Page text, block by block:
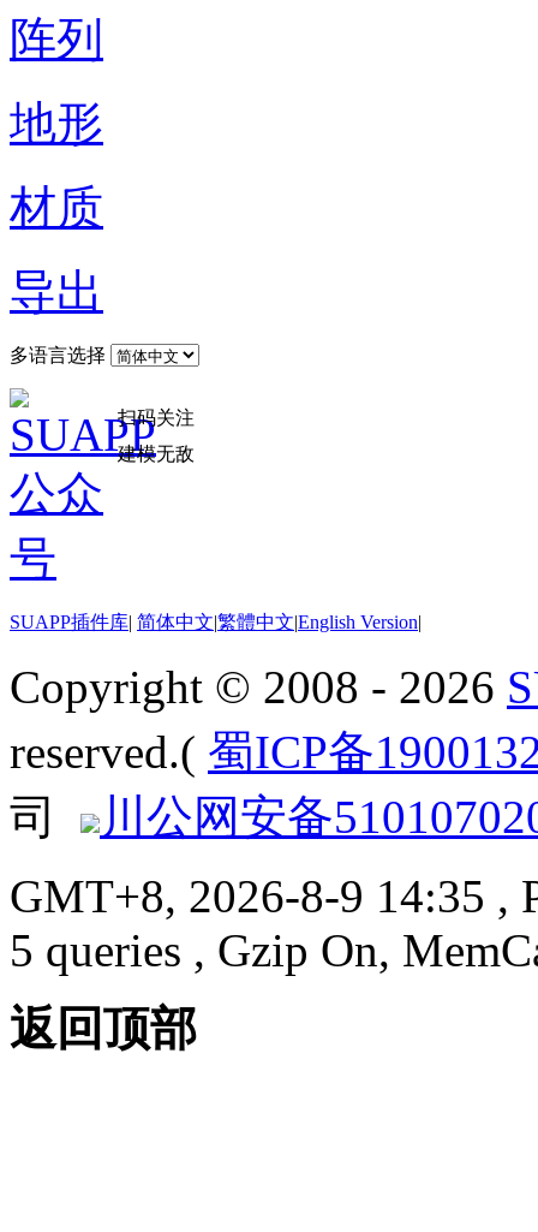
阵列
地形
材质
导出
多语言选择
扫码关注
建模无敌
SUAPP插件库| 简体中文|繁體中文|English Version|
Copyright © 2008 - 2026
reserved.( 蜀ICP备
司
川公网安备
GMT+8, 2026-8-9 14:35 ,
5 queries , Gzip On,
返回顶部